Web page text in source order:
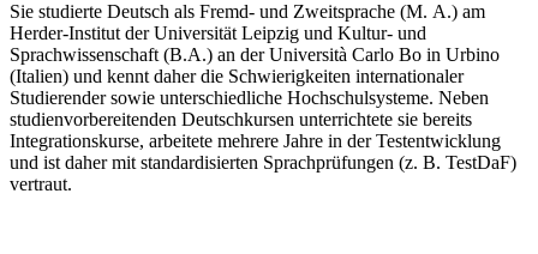
Sie studierte Deutsch als Fremd- und Zweitsprache (M. A.) am
Herder-Institut der Universität Leipzig und Kultur- und
Sprachwissenschaft (B.A.) an der Università Carlo Bo in Urbino
(Italien) und kennt daher die Schwierigkeiten internationaler
Studierender sowie unterschiedliche Hochschulsysteme. Neben
studienvorbereitenden Deutschkursen unterrichtete sie bereits
Integrationskurse, arbeitete mehrere Jahre in der Testentwicklung
und ist daher mit standardisierten Sprachprüfungen (z. B. TestDaF)
vertraut.